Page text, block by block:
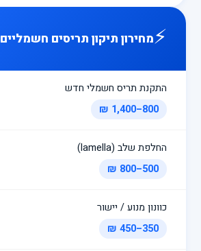
⚡מחירון תיקון תריסים חשמליים
התקנת תריס חשמלי חדש
800–1,400 ₪
החלפת שלב (lamella)
500–800 ₪
כוונון מנוע / יישור
350–450 ₪